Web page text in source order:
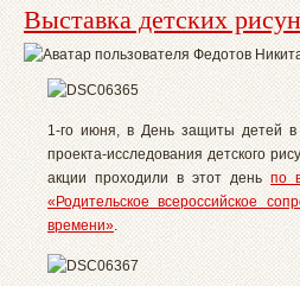
Выставка детских
1-го июня, в День защиты детей
проекта-исследования детского
акции проходили в этот деньпо
«Родительское всероссийское
времени».